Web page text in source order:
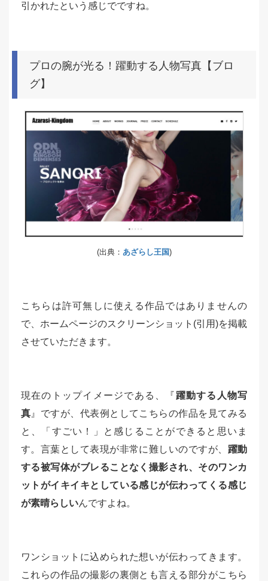
引かれたという感じでですね。
プロの腕が光る！躍動する人物写真【ブロ
グ】
(出典： あざらし王国)
こちらは許可無しに使える作品ではありませんの
で、ホームページのスクリーンショット(引用)を掲載
させていただきます。
現在のトップイメージである、『 躍動する人物写
真 』ですが、代表例としてこちらの作品を見てみる
と、「すごい！」と感じることができると思いま
す。言葉として表現が非常に難しいのですが、 躍動
する被写体がブレることなく撮影され、そのワンカ
ットがイキイキとしている感じが伝わってくる感じ
が素晴らしいんですよね。
ワンショットに込められた想いが伝わってきます。
これらの作品の撮影の裏側とも言える部分がこちら